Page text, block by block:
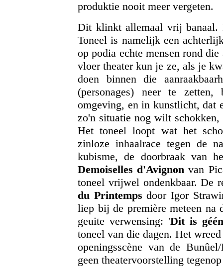
produktie nooit meer vergeten.
Dit klinkt allemaal vrij
Toneel is namelijk een
op podia echte mensen rond
vloer theater kun je ze, als je
doen binnen die
(personages) neer te zetten,
omgeving, en in kunstlicht, dat
zo'n situatie nog wilt schokken,
Het toneel loopt wat het
zinloze inhaalrace tegen de
kubisme, de doorbraak van
Demoiselles d'Avignon van
toneel vrijwel ondenkbaar. De
du Printemps door Igor
liep bij de première meteen na
geuite verwensing: 'Dit is
toneel van die dagen. Het
openingsscène van de
geen theatervoorstelling